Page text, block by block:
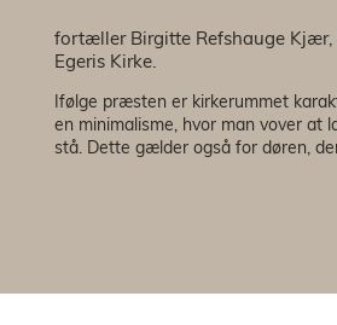
fortæller Birgitte Refshauge Kjær,
Egeris Kirke.
Ifølge præsten er kirkerummet
en minimalisme, hvor man vover at
stå. Dette gælder også for døren,